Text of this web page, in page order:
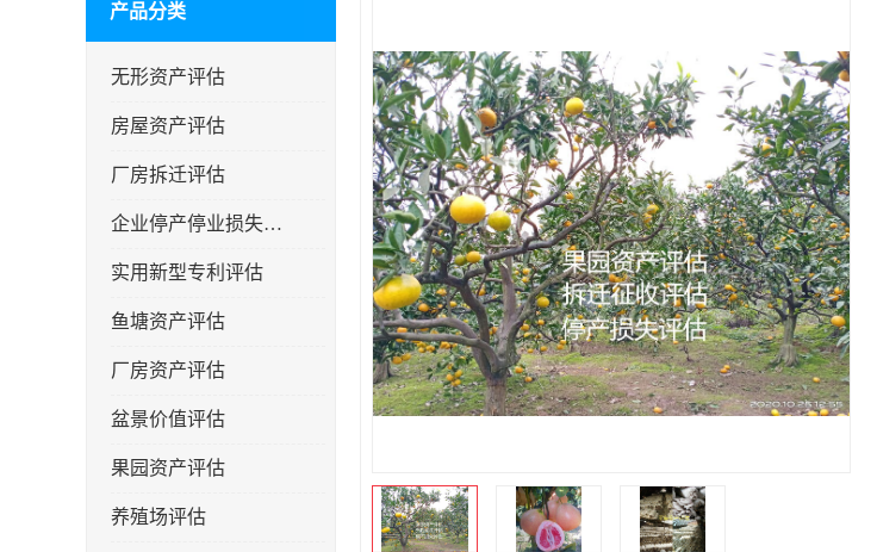
产品分类
无形资产评估
房屋资产评估
厂房拆迁评估
企业停产停业损失评估
实用新型专利评估
鱼塘资产评估
厂房资产评估
盆景价值评估
果园资产评估
养殖场评估